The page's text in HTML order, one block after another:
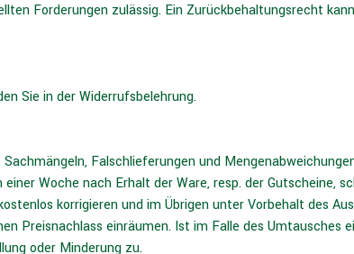
Forderungen zulässig. Ein Zurückbehaltungsrecht
Sie in der Widerrufsbelehrung.
Falschlieferungen und
Woche nach Erhalt der Ware, resp. der
korrigieren und im Übrigen unter Vorbehalt des
Preisnachlass einräumen. Ist im Falle des
oder Minderung zu.